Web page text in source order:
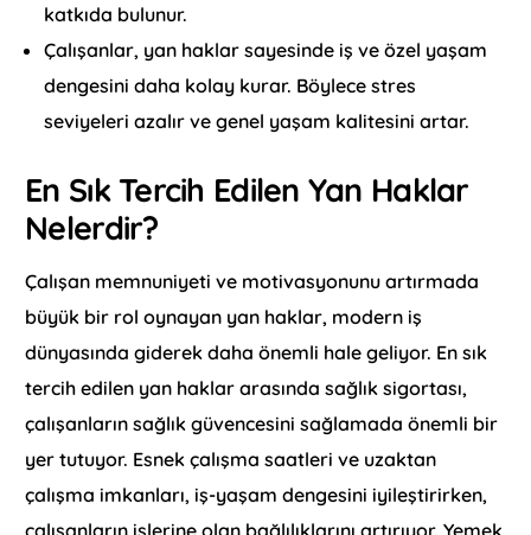
katkıda bulunur.
Çalışanlar, yan haklar sayesinde iş ve özel yaşam
dengesini daha kolay kurar. Böylece stres
seviyeleri azalır ve genel yaşam kalitesini artar.
En Sık Tercih Edilen Yan Haklar
Nelerdir?
Çalışan memnuniyeti ve motivasyonunu artırmada
büyük bir rol oynayan yan haklar, modern iş
dünyasında giderek daha önemli hale geliyor. En sık
tercih edilen yan haklar arasında sağlık sigortası,
çalışanların sağlık güvencesini sağlamada önemli bir
yer tutuyor. Esnek çalışma saatleri ve uzaktan
çalışma imkanları, iş-yaşam dengesini iyileştirirken,
çalışanların işlerine olan bağlılıklarını artırıyor. Yemek